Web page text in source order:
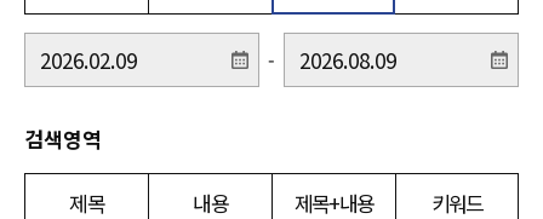
-
검색영역
제목 내용 제목+내용 키워드